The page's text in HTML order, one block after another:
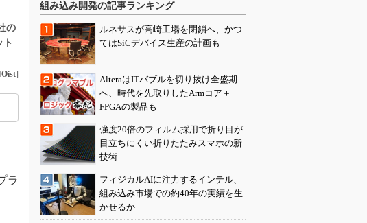
の
]
ラ
組み込み開発の記事ランキング
ルネサスが高崎工場を閉鎖へ、かつ
てはSiCデバイス生産の計画も
AlteraはITバブルを切り抜け全盛期
へ、時代を先取りしたArmコア＋
FPGAの製品も
強度20倍のフィルム採用で折り目が
目立ちにくい折りたたみスマホの新
技術
フィジカルAIに注力するインテル、
組み込み市場での約40年の実績を生
かせるか